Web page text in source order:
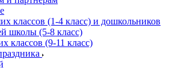
классов (1-4 класс) и дошкольников
школы (5-8 класс)
классов (9-11 класс)